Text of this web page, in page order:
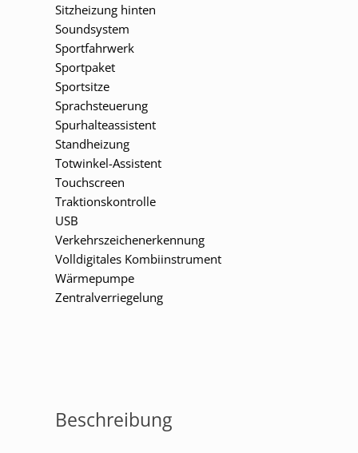
Sitzheizung hinten
Soundsystem
Sportfahrwerk
Sportpaket
Sportsitze
Sprachsteuerung
Spurhalteassistent
Standheizung
Totwinkel-Assistent
Touchscreen
Traktionskontrolle
USB
Verkehrszeichenerkennung
Volldigitales Kombiinstrument
Wärmepumpe
Zentralverriegelung
Beschreibung